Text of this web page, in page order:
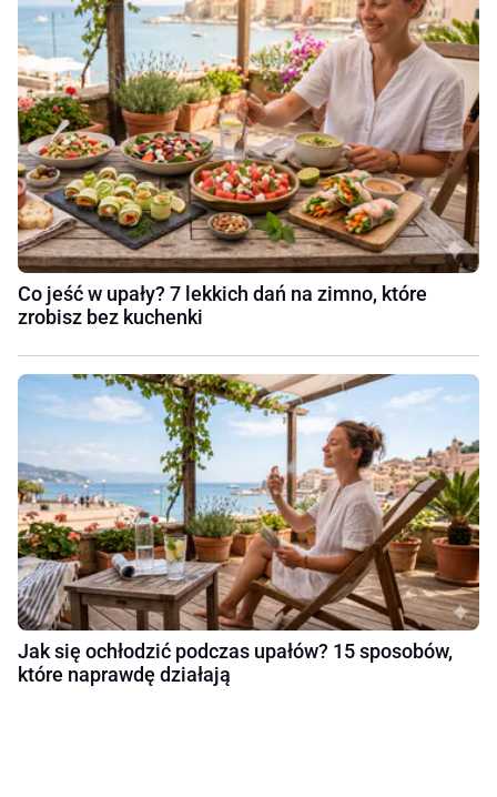
Co jeść w upały? 7 lekkich dań na zimno, które
zrobisz bez kuchenki
Jak się ochłodzić podczas upałów? 15 sposobów,
które naprawdę działają